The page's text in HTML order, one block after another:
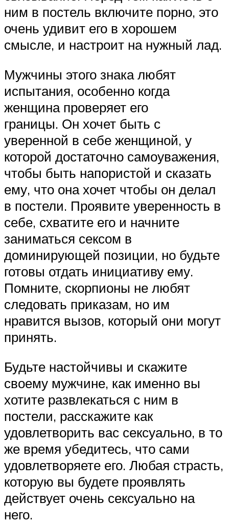
ним в постель включите порно, это
очень удивит его в хорошем
смысле, и настроит на нужный лад.
Мужчины этого знака любят
испытания, особенно когда
женщина проверяет его
границы. Он хочет быть с
уверенной в себе женщиной, у
которой достаточно самоуважения,
чтобы быть напористой и сказать
ему, что она хочет чтобы он делал
в постели. Проявите уверенность в
себе, схватите его и начните
заниматься сексом в
доминирующей позиции, но будьте
готовы отдать инициативу ему.
Помните, скорпионы не любят
следовать приказам, но им
нравится вызов, который они могут
принять.
Будьте настойчивы и скажите
своему мужчине, как именно вы
хотите развлекаться с ним в
постели, расскажите как
удовлетворить вас сексуально, в то
же время убедитесь, что сами
удовлетворяете его. Любая страсть,
которую вы будете проявлять
действует очень сексуально на
него.